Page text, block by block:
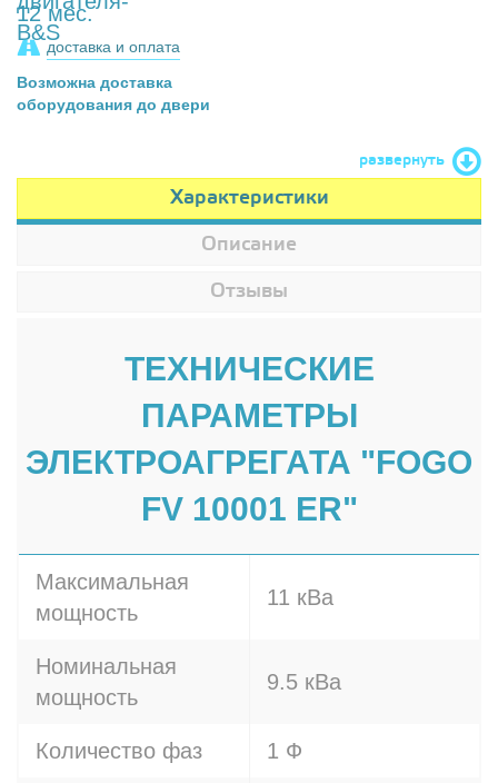
12 мес.
доставка и оплата
Возможна доставка
оборудования до двери
развернуть
Характеристики
Описание
Отзывы
ТЕХНИЧЕСКИЕ
ПАРАМЕТРЫ
ЭЛЕКТРОАГРЕГАТА "FOGO
FV 10001 ER"
Максимальная
мощность
11 кВа
Номинальная
мощность
9.5 кВа
Количество фаз 1 Ф